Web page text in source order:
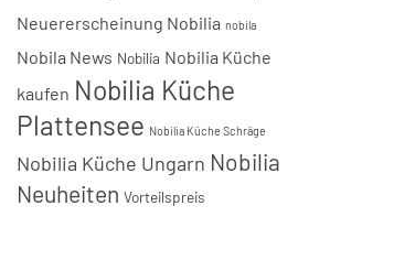
Neuererscheinung Nobilia nobila
Nobila News Nobilia Nobilia Küche
kaufen Nobilia Küche
Plattensee Nobilia Küche Schräge
Nobilia Küche Ungarn Nobilia
Neuheiten Vorteilspreis